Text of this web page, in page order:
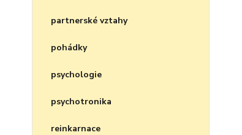
partnerské vztahy
pohádky
psychologie
psychotronika
reinkarnace